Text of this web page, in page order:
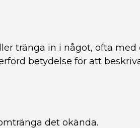
tränga in i något, ofta med
betydelse för att
det okända.